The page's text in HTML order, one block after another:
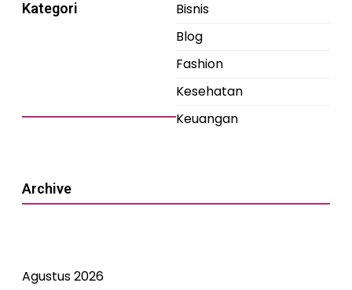
Kategori
Bisnis
Blog
Fashion
Kesehatan
Keuangan
Archive
Agustus 2026